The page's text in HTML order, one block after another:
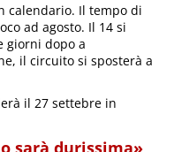
calendario. Il tempo di
ad agosto. Il 14 si
giorni dopo a
il circuito si sposterà a
il 27 settebre in
sarà durissima»